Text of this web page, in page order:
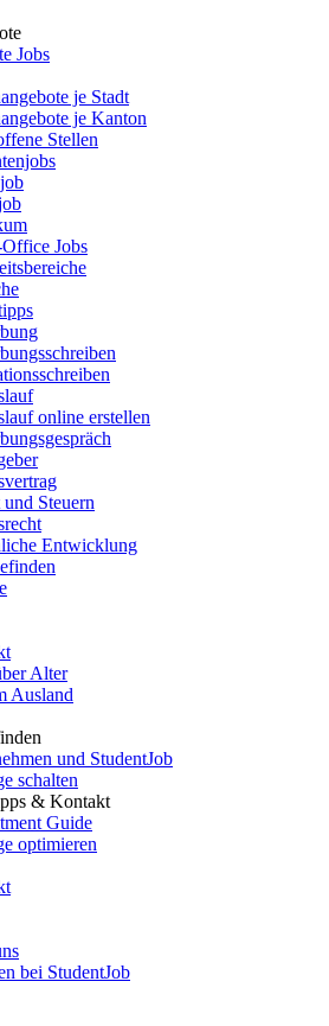
Jobs
je Stadt
je Kanton
Stellen
Jobs
online erstellen
Steuern
Entwicklung
Alter
Ausland
und StudentJob
schalten
& Kontakt
Guide
optimieren
bei StudentJob